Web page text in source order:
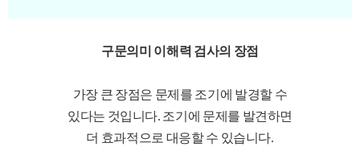
구문의미 이해력 검사의 장점
가장 큰 장점은 문제를 조기에 발경할 수
있다는 것입니다. 조기에 문제를 발견하면
더 효과적으로 대응할 수 있습니다.